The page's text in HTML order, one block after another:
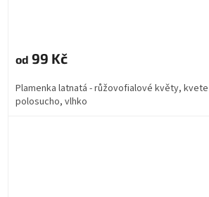
od 99 Kč
Plamenka latnatá - růžovofialové květy, kvete
polosucho, vlhko